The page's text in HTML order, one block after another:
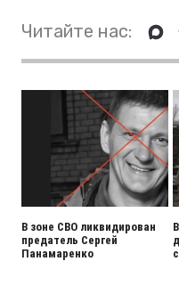
Читайте нас:
В зоне СВО ликвидирован
предатель Сергей
Панамаренко